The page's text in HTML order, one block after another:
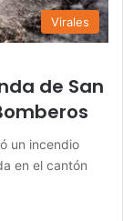
Virales
de San
un incendio
en el cantón